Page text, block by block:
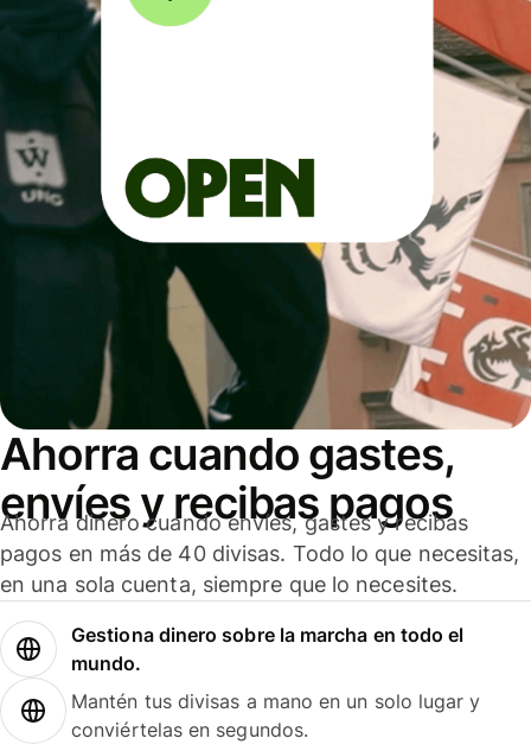
Ahorra cuando gastes,
envíes y recibas pagos
Ahorra dinero cuando envíes, gastes y recibas
pagos en más de 40 divisas. Todo lo que necesitas,
en una sola cuenta, siempre que lo necesites.
Gestiona dinero sobre la marcha en todo el
mundo.
Mantén tus divisas a mano en un solo lugar y
conviértelas en segundos.